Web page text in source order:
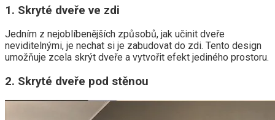
1. Skryté dveře ve zdi
Jedním z nejoblíbenějších způsobů, jak učinit dveře
neviditelnými, je nechat si je zabudovat do zdi. Tento design
umožňuje zcela skrýt dveře a vytvořit efekt jediného prostoru.
2. Skryté dveře pod stěnou